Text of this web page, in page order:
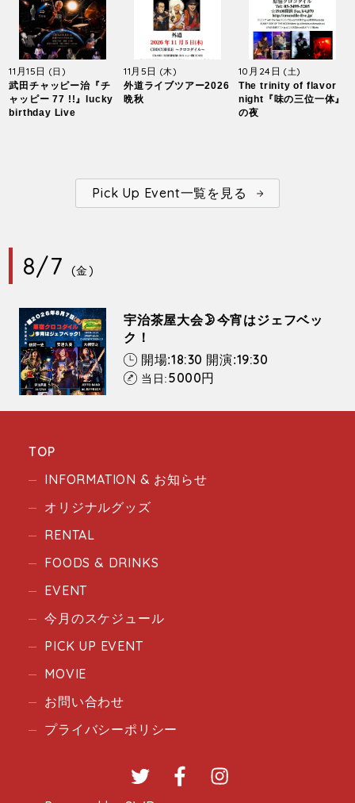
11月15日 (日)
武田チャッピー治『チ
ャッピー 77 !!』lucky
birthday Live
11月5日 (木)
外道ライブツアー2026
晩秋
10月24日 (土)
The trinity of flavor
night『味の三位一体』
の夜
Pick Up Event一覧を見る
8/7 (金)
宇治茶屋大会🌛今宵はジェフベッ
ク！
開場:18:30 開演:19:30
当日:5000円
TOP
INFORMATION & お知らせ
オリジナルグッズ
RENTAL
FOODS & DRINKS
EVENT
今月のスケジュール
PICK UP EVENT
MOVIE
お問い合わせ
プライバシーポリシー
Twitter Facebook